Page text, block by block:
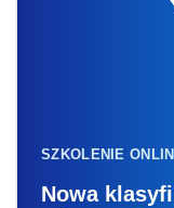
SZKOLENIE
Nowa